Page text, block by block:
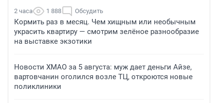
2 часа 1 888 Обсудить
Кормить раз в месяц. Чем хищным или необычным
украсить квартиру — смотрим зелёное разнообразие
на выставке экзотики
Новости ХМАО за 5 августа: муж дает деньги Айзе,
вартовчанин оголился возле ТЦ, откроются новые
поликлиники